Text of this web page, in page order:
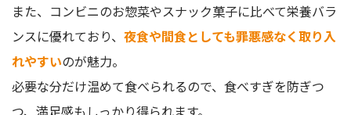
また、コンビニのお惣菜やスナック菓子に比べて栄養バラ
ンスに優れており、 夜食や間食としても罪悪感なく取り入
れやすいのが魅力。
必要な分だけ温めて食べられるので、食べすぎを防ぎつ
つ、満足感もしっかり得られます。